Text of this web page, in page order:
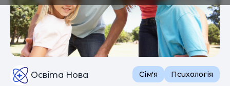
Освіта Нова Сім'я Психологія